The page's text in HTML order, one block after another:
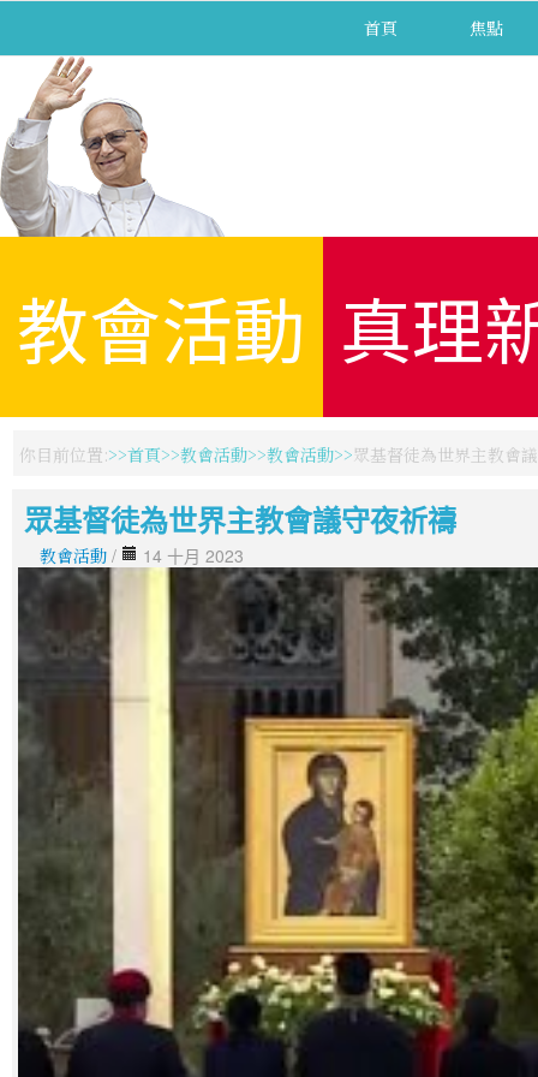
首頁 焦點
教會活動 真理
你目前位置: 首頁 教會活動 教會活動 眾基督徒為世界主教會
眾基督徒為世界主教會議守夜祈禱
教會活動 / 14 十月 2023